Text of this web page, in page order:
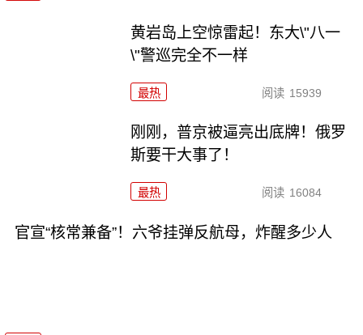
黄岩岛上空惊雷起！东大\"八一
\"警巡完全不一样
最热 阅读 15939
刚刚，普京被逼亮出底牌！俄罗
斯要干大事了！
最热 阅读 16084
官宣“核常兼备”！六爷挂弹反航母，炸醒多少人